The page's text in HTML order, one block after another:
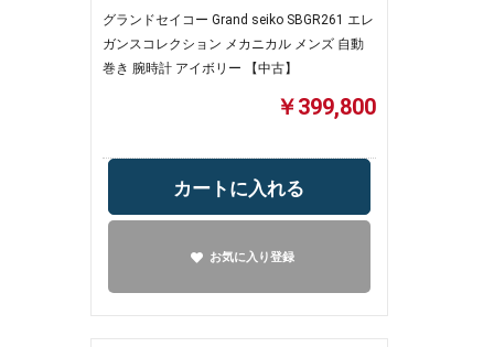
グランドセイコー Grand seiko SBGR261 エレ
ガンスコレクション メカニカル メンズ 自動
巻き 腕時計 アイボリー 【中古】
￥399,800
カートに入れる
お気に入り登録